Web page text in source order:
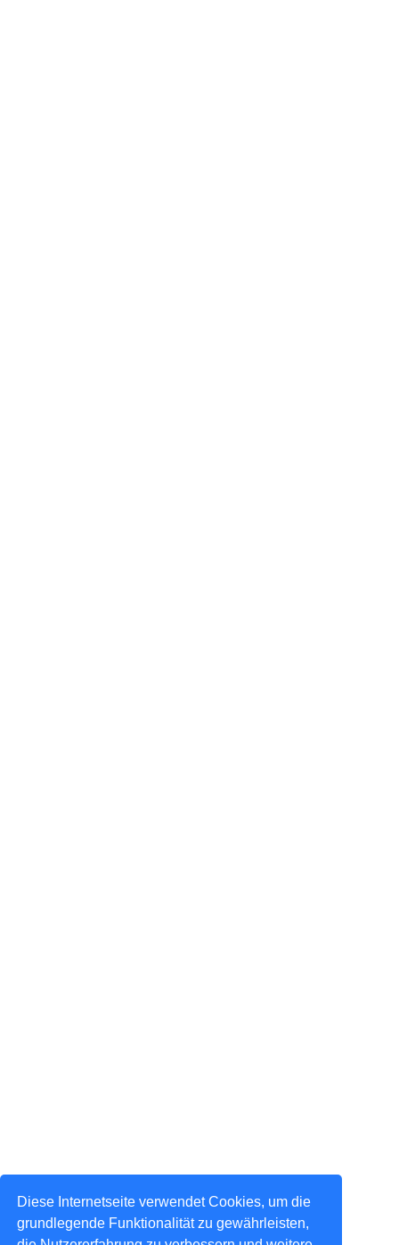
Diese Internetseite verwendet Cookies, um die
grundlegende Funktionalität zu gewährleisten,